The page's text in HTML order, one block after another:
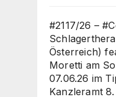
#2117/26 –
Österreich)
Moretti am
07.06.26 im
Kanzleramt